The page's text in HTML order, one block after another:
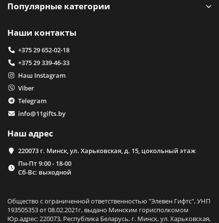
Популярные категории
Наши контакты
+375 29 652-02-18
+375 29 339-46-33
Наш Instagram
Viber
Telegram
info@11gifts.by
Наш адрес
220073 г. Минск, ул. Харьковская, д. 15, цокольный этаж
Пн-Пт 9:00 - 18-00
Сб-Вс: выходной
Общество с ограниченной ответственностью "Элевен Гифтс", УНП
193505353 от 08.02.2021г, выдано Минским горисполкомом
Юр.адрес: 220073, Республика Беларусь, г. Минск, ул. Харьковская,